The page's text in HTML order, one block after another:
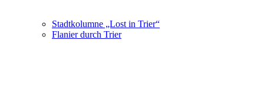
Stadtkolumne „Lost in Trier“
Flanier durch Trier